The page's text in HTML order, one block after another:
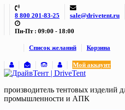
Skip
content
8 800 201-83-25 sale@drivetent.ru
Пн-Пт : 09:00 - 18:00
Список желаний Корзина
Мой аккаунт
производитель тентовых изделий
промышленности и АПК